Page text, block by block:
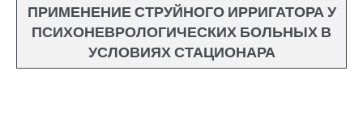
ПРИМЕНЕНИЕ СТРУЙНОГО ИРРИГАТОРА У
ПСИХОНЕВРОЛОГИЧЕСКИХ БОЛЬНЫХ В
УСЛОВИЯХ СТАЦИОНАРА